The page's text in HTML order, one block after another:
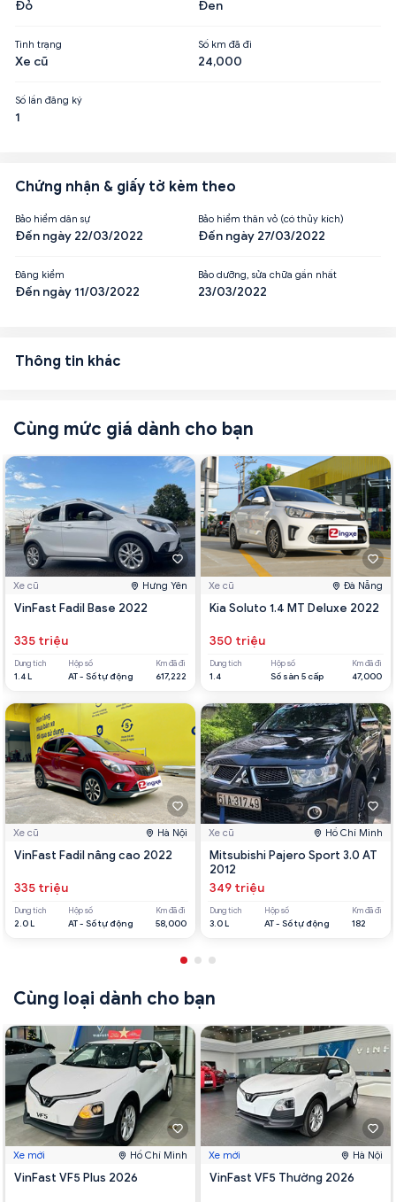
Đỏ Đen
Tình trạng
Xe cũ
Số km đã đi
24,000
Số lần đăng ký
1
Chứng nhận & giấy tờ kèm theo
Bảo hiểm dân sự
Đến ngày 22/03/2022
Bảo hiểm thân vỏ (có thủy kích)
Đến ngày 27/03/2022
Đăng kiểm
Đến ngày 11/03/2022
Bảo dưỡng, sửa chữa gần nhất
23/03/2022
Thông tin khác
Cùng mức giá dành cho bạn
Xe cũ Hưng Yên
VinFast Fadil Base 2022
335 triệu
Dung tích
1.4 L
Hộp số
AT - Số tự động
Km đã đi
617,222
Xe cũ Hà Nội
VinFast Fadil nâng cao 2022
335 triệu
Dung tích
2.0 L
Hộp số
AT - Số tự động
Km đã đi
58,000
Xe cũ Đà Nẵng
Kia Soluto 1.4 MT Deluxe 2022
350 triệu
Dung tích
1.4
Hộp số
Số sàn 5 cấp
Km đã đi
47,000
Xe cũ Hồ Chí Minh
Mitsubishi Pajero Sport 3.0 AT
2012
349 triệu
Dung tích
3.0 L
Hộp số
AT - Số tự động
Km đã đi
182
Cùng loại dành cho bạn
Xe mới Hồ Chí Minh
VinFast VF5 Plus 2026
Xe mới Hà Nội
VinFast VF5 Thường 2026